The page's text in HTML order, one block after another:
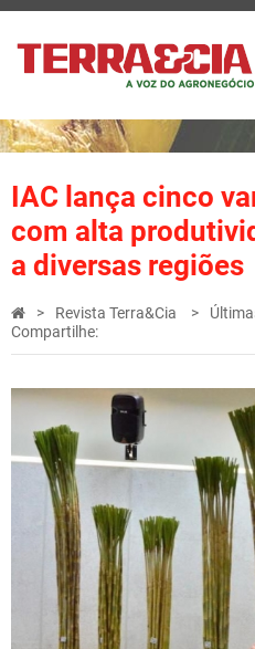
IAC lança cinco
com alta
a diversas regiões
Revista Terra&Cia
Compartilhe: